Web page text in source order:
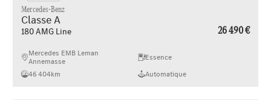
Mercedes-Benz
Classe A
180 AMG Line 26 490 €
Mercedes EMB Leman
Annemasse
Essence
46 404km
Automatique